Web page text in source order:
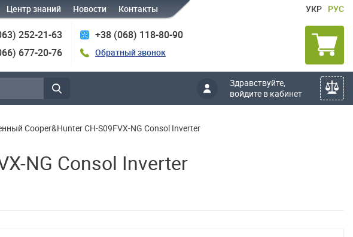
Центр знаний Новости Контакты УКР РУС
252-21-63
677-20-76
+38 (068) 118-80-90
Обратный звонок
Здравствуйте,
войдите в кабинет
Cooper&Hunter CH-S09FVX-NG Consol Inverter
NG Consol Inverter